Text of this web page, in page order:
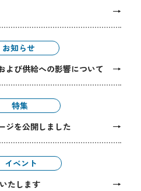
→
お知らせ
よび供給への影響について
→
特集
ジを公開しました
→
イベント
たします
→